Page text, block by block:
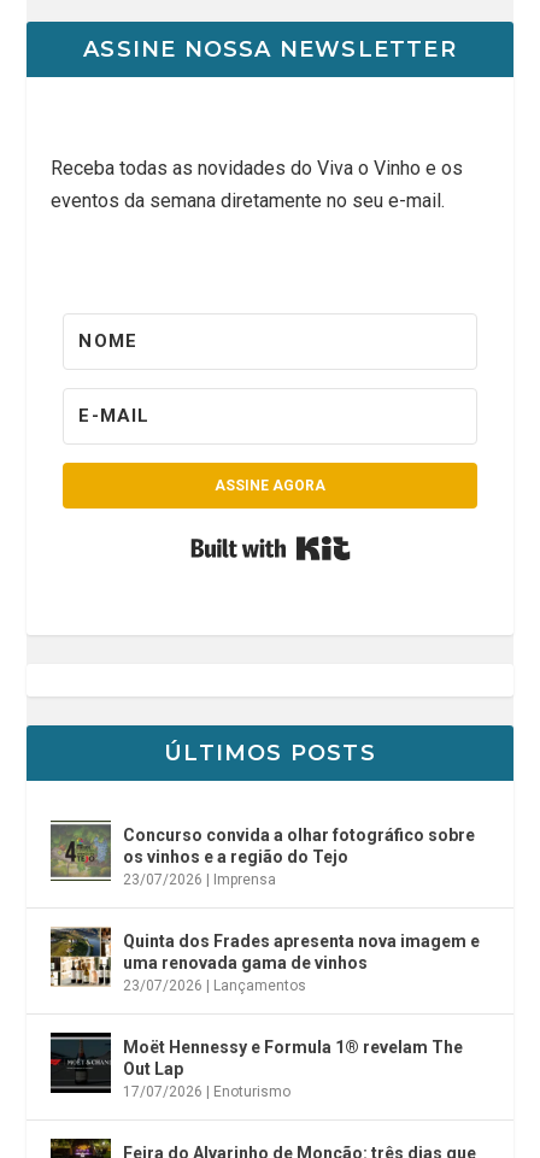
ASSINE NOSSA NEWSLETTER
Receba todas as novidades do Viva o Vinho e os
eventos da semana diretamente no seu e-mail.
ASSINE AGORA
ÚLTIMOS POSTS
Concurso convida a olhar fotográfico sobre
os vinhos e a região do Tejo
23/07/2026 Imprensa
Quinta dos Frades apresenta nova imagem e
uma renovada gama de vinhos
23/07/2026 Lançamentos
Moët Hennessy e Formula 1® revelam The
Out Lap
17/07/2026 Enoturismo
Feira do Alvarinho de Monção: três dias que